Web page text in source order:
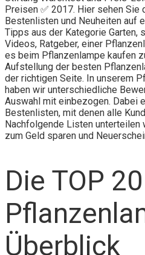
Preisen ✅ 2017. Hier sehen Sie
Bestenlisten und Neuheiten auf
Tipps aus der Kategorie Garten,
Videos, Ratgeber, einer
es beim Pflanzenlampe kaufen
Aufstellung der besten
der richtigen Seite. In unserem
haben wir unterschiedliche
Auswahl mit einbezogen. Dabei
Bestenlisten, mit denen alle
Nachfolgende Listen unterteilen
zum Geld sparen und
Die TOP 20
Überblick